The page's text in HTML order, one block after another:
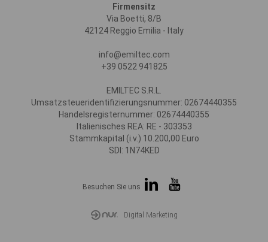
Firmensitz
Via Boetti, 8/B
42124 Reggio Emilia - Italy
info@emiltec.com
+39 0522 941825
EMILTEC S.R.L.
Umsatzsteueridentifizierungsnummer: 02674440355
Handelsregisternummer: 02674440355
Italienisches REA: RE - 303353
Stammkapital (i.v.) 10.200,00 Euro
SDI: 1N74KED
Besuchen Sie uns
Digital Marketing